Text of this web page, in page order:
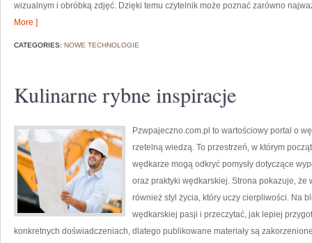
wizualnym i obróbką zdjęć. Dzięki temu czytelnik może poznać zarówno
More ]
CATEGORIES: NOWE TECHNOLOGIE
Kulinarne rybne inspiracje
Pzwpajeczno.com.pl to wartościowy portal o
rzetelną wiedzą. To przestrzeń, w którym
wędkarze mogą odkryć pomysły dotyczące
oraz praktyki wędkarskiej. Strona pokazuje,
również styl życia, który uczy cierpliwości. Na
wędkarskiej pasji i przeczytać, jak lepiej
konkretnych doświadczeniach, dlatego publikowane materiały są